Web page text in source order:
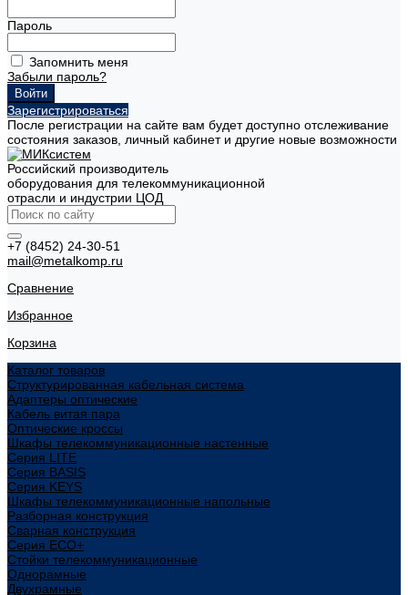
Пароль
Запомнить меня
Забыли пароль?
Зарегистрироваться
После регистрации на сайте вам будет доступно отслеживание
состояния заказов, личный кабинет и другие новые возможности
Российский производитель
оборудования для телекоммуникационной
отрасли и индустрии ЦОД
+7 (8452) 24-30-51
mail@metalkomp.ru
Сравнение
Избранное
Корзина
Каталог товаров
Структурированная кабельная система
Адаптеры оптические
Кабель витая пара
Оптические кроссы
Шкафы телекоммуникационные настенные
Cерия LITE
Cерия BASIS
Cерия KEYS
Шкафы телекоммуникационные напольные
Разборная конструкция
Сварная конструкция
Серия ECO+
Стойки телекоммуникационные
Однорамные
Двухрамные